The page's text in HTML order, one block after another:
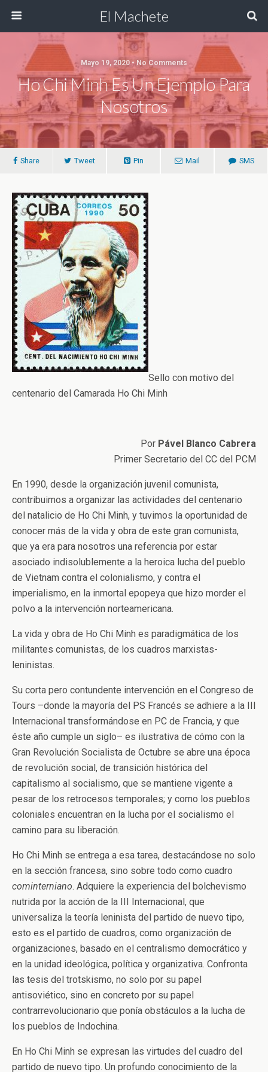
El Machete
Mayo 19, 2020 • No Comments
Ho Chi Minh Es Un Ejemplo Para
Nosotros
Share Tweet Pin Mail SMS
Sello con motivo del
centenario del Camarada Ho Chi Minh
Por Pável Blanco Cabrera
Primer Secretario del CC del PCM
En 1990, desde la organización juvenil comunista,
contribuimos a organizar las actividades del centenario
del natalicio de Ho Chi Minh, y tuvimos la oportunidad de
conocer más de la vida y obra de este gran comunista,
que ya era para nosotros una referencia por estar
asociado indisolublemente a la heroica lucha del pueblo
de Vietnam contra el colonialismo, y contra el
imperialismo, en la inmortal epopeya que hizo morder el
polvo a la intervención norteamericana.
La vida y obra de Ho Chi Minh es paradigmática de los
militantes comunistas, de los cuadros marxistas-
leninistas.
Su corta pero contundente intervención en el Congreso de
Tours –donde la mayoría del PS Francés se adhiere a la III
Internacional transformándose en PC de Francia, y que
éste año cumple un siglo– es ilustrativa de cómo con la
Gran Revolución Socialista de Octubre se abre una época
de revolución social, de transición histórica del
capitalismo al socialismo, que se mantiene vigente a
pesar de los retrocesos temporales; y como los pueblos
coloniales encuentran en la lucha por el socialismo el
camino para su liberación.
Ho Chi Minh se entrega a esa tarea, destacándose no solo
en la sección francesa, sino sobre todo como cuadro
cominterniano. Adquiere la experiencia del bolchevismo
nutrida por la acción de la III Internacional, que
universaliza la teoría leninista del partido de nuevo tipo,
esto es el partido de cuadros, como organización de
organizaciones, basado en el centralismo democrático y
en la unidad ideológica, política y organizativa. Confronta
las tesis del trotskismo, no solo por su papel
antisoviético, sino en concreto por su papel
contrarrevolucionario que ponía obstáculos a la lucha de
los pueblos de Indochina.
En Ho Chi Minh se expresan las virtudes del cuadro del
partido de nuevo tipo. Un profundo conocimiento de la